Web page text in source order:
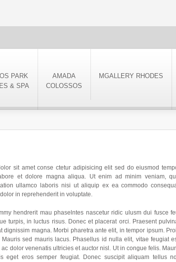
PARK
& SPA
AMADA
COLOSSOS
MGALLERY RHODES
sit amet conse ctetur adipisicing elit sed do eiusmod
et dolore magna aliqua. Ut enim ad minim veniam,
ullamco laboris nisi ut aliquip ex ea commodo
in reprehenderit in voluptate.
hendrerit mau phaselntes nascetur ridic ulusm dui fusce
turpis, in luctus risus. Donec et placerat orci. Praesent
dignissim magna. Morbi pharetra ante elit, in tempor ipsum.
sed mauris lacus. Phasellus id nulla elit, vitae feugiat
ac dolor venenatis ultricies et auctor nisl. Ut in congue felis.
eget eros semper feugiat. Donec suscipit aliquam tellus